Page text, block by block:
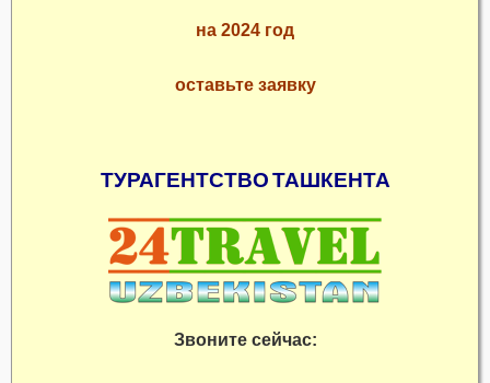
на 2024 год
оставьте заявку
ТУРАГЕНТСТВОТАШКЕНТА
Звоните сейчас: